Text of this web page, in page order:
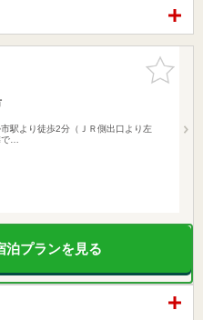
お気に入
りに追加
駅より徒歩2分（ＪＲ側出口より左
…
泊プランを見る